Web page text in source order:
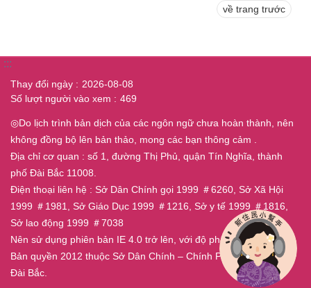
về trang trước
:::
Thay đổi ngày
2026-08-08
Số lượt người vào xem
469
◎Do lịch trình bản dịch của các ngôn ngữ chưa hoàn thành, nên
không đồng bộ lên bản thảo, mong các bạn thông cảm .
Địa chỉ cơ quan : số 1, đường Thị Phủ, quận Tín Nghĩa, thành
phố Đài Bắc 11008.
Điện thoại liên hệ : Sở Dân Chính gọi 1999 ＃6260, Sở Xã Hội
1999 ＃1981, Sở Giáo Dục 1999 ＃1216, Sở y tế 1999 ＃1816,
Sở lao động 1999 ＃7038
Nên sử dụng phiên bản IE 4.0 trở lên, với độ phân giải 800x600.
Bản quyền 2012 thuộc Sở Dân Chính – Chính Phủ Thành Phố
Đài Bắc.